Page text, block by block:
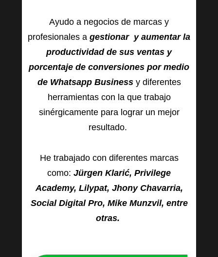
Ayudo a negocios de marcas y
profesionales a gestionar y aumentar la
productividad de sus ventas y
porcentaje de conversiones por medio
de Whatsapp Businessy diferentes
herramientas con la que trabajo
sinérgicamente para lograr un mejor
resultado.
He trabajado con diferentes marcas
como: Jürgen Klarić, Privilege
Academy, Lilypat, Jhony Chavarria,
Social Digital Pro, Mike Munzvil, entre
otras.